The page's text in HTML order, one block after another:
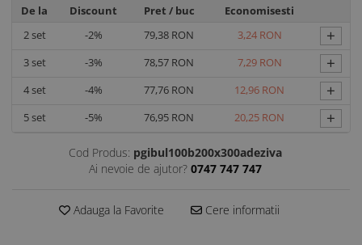
De la
Discount Pret / buc
Economisesti
2set -2% 79,38 RON 3,24 RON +
3set -3% 78,57 RON 7,29 RON +
4set -4% 77,76 RON 12,96 RON +
5set -5% 76,95 RON 20,25 RON +
Cod Produs: pgibul100b200x300adeziva
Ai nevoie de ajutor? 0747 747 747
Adauga la Favorite Cere informatii